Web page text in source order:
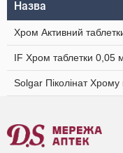
Назва
Хром Активний
IF Хром таблетки 0,05
Solgar Піколінат